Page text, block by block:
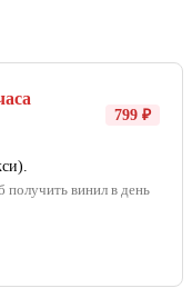
799 ₽
винил в день